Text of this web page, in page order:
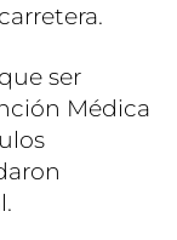
ser
Médica